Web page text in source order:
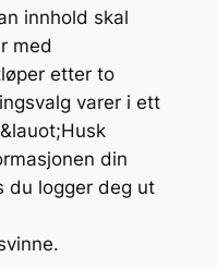
innhold skal
med
etter to
varer i ett
din
du logger deg ut